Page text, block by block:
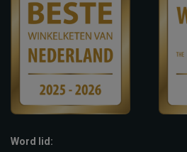
Word lid: